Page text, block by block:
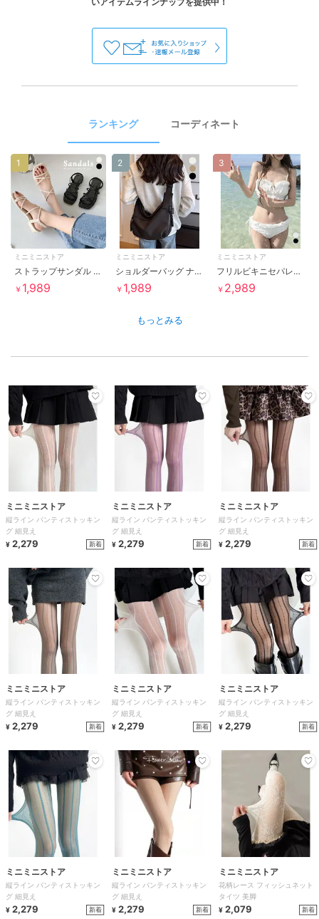
ランキング コーディネート
ミニミニストア
ストラップサンダル レディース 夏 美脚
￥ 1,989
1
ミニミニストア
ショルダーバッグ ナイロン 多収納 無地
￥ 1,989
2
ミニミニストア
フリルビキニセパレート水着セット 韓国風
￥ 2,989
3
もっとみる
ミニミニストア
縦ライン パンティストッキン
グ 細見え
¥ 2,279 新着
ミニミニストア
縦ライン パンティストッキン
グ 細見え
¥ 2,279 新着
ミニミニストア
縦ライン パンティストッキン
グ 細見え
¥ 2,279 新着
ミニミニストア
縦ライン パンティストッキン
グ 細見え
¥ 2,279 新着
ミニミニストア
縦ライン パンティストッキン
グ 細見え
¥ 2,279 新着
ミニミニストア
縦ライン パンティストッキン
グ 細見え
¥ 2,279 新着
ミニミニストア
縦ライン パンティストッキン
グ 細見え
¥ 2,279 新着
ミニミニストア
縦ライン パンティストッキン
グ 細見え
¥ 2,279 新着
ミニミニストア
花柄レース フィッシュネット
タイツ 美脚
¥ 2,079 新着